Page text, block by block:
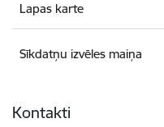
Lapas karte
Sīkdatņu izvēles maiņa
Kontakti